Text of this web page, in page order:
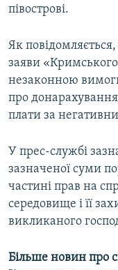
півострові.
Як
заяви
незаконною
про
плати за
У прес-службі
зазначеної суми
частині прав на
середовище і її
викликаного
Більше новин про